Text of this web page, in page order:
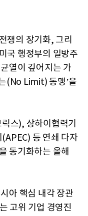
쟁의 장기화, 그리
국 행정부의 일방주
열이 깊어지는 가
(No Limit) 동맹’을
스), 상하이협력기
등 연쇄 다자
동기화하는 올해
아 핵심 내각 장관
고위 기업 경영진